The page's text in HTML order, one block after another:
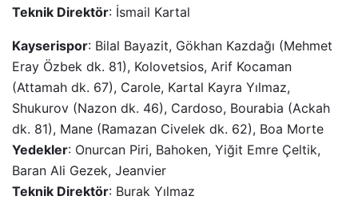
Teknik Direktör: İsmail Kartal
Kayserispor: Bilal Bayazit, Gökhan Kazdağı (Mehmet
Eray Özbek dk. 81), Kolovetsios, Arif Kocaman
(Attamah dk. 67), Carole, Kartal Kayra Yılmaz,
Shukurov (Nazon dk. 46), Cardoso, Bourabia (Ackah
dk. 81), Mane (Ramazan Civelek dk. 62), Boa Morte
Yedekler: Onurcan Piri, Bahoken, Yiğit Emre Çeltik,
Baran Ali Gezek, Jeanvier
Teknik Direktör: Burak Yılmaz